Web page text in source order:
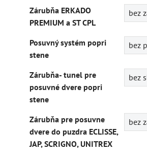
Zárubňa ERKADO
PREMIUM a ST CPL
bez
Posuvný systém popri
stene
bez
Zárubňa- tunel pre
posuvné dvere popri
stene
bez
Zárubňa pre posuvne
dvere do puzdra ECLISSE,
JAP, SCRIGNO, UNITREX
bez